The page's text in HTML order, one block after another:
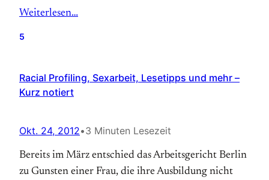
Weiterlesen…
5
Racial Profiling, Sexarbeit, Lesetipps und mehr –
Kurz notiert
Okt. 24, 2012•3 Minuten Lesezeit
Bereits im März entschied das Arbeitsgericht Berlin
zu Gunsten einer Frau, die ihre Ausbildung nicht